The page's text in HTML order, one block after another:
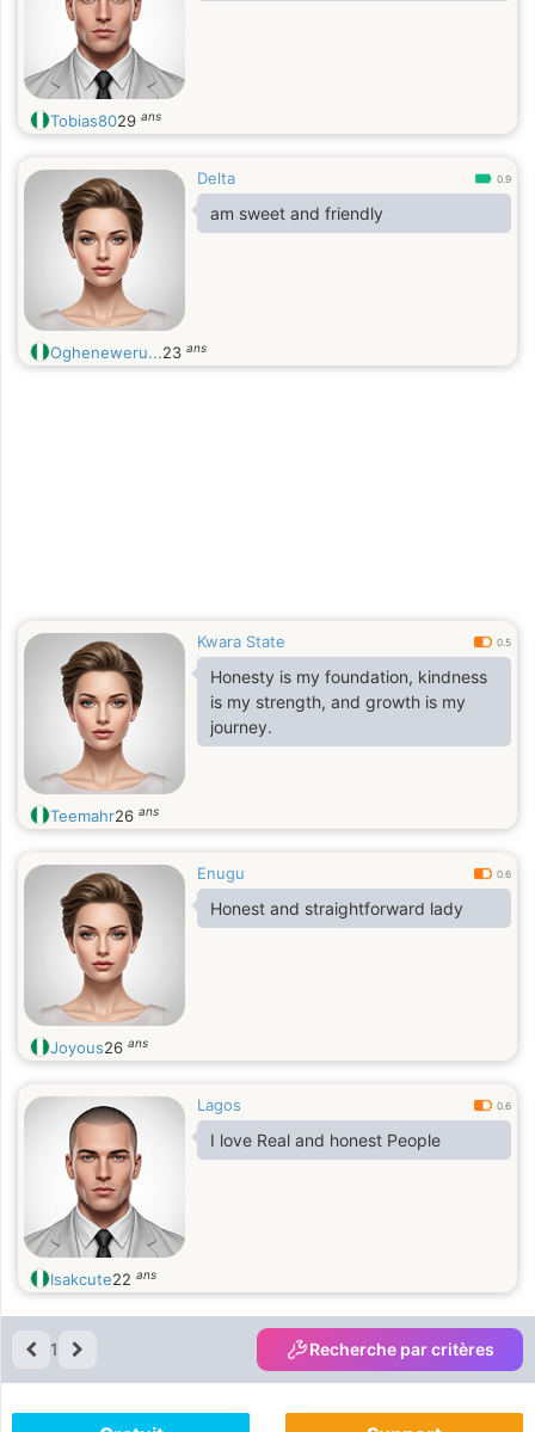
Tobias8029 ans
Delta 0.9
am sweet and friendly
Ogheneweru...23 ans
Kwara State 0.5
Honesty is my foundation, kindness
is my strength, and growth is my
journey.
Teemahr26 ans
Enugu 0.6
Honest and straightforward lady
Joyous26 ans
Lagos 0.6
I love Real and honest People
Isakcute22 ans
1 Recherche par critères